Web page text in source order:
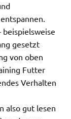
gesetzt
von oben
Futter
Verhalten
also gut lesen